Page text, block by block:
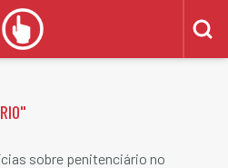
"
sobre penitenciário no